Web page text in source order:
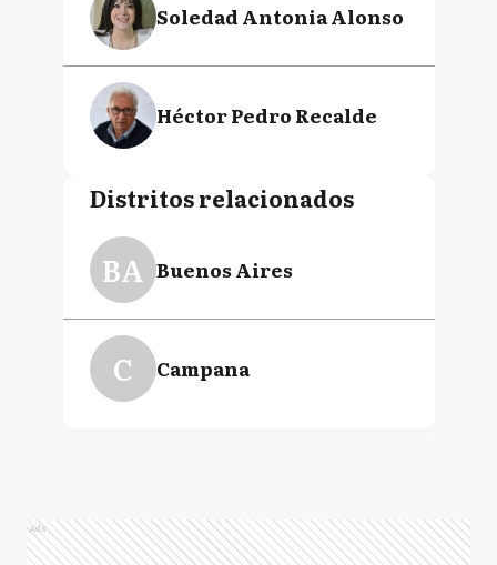
Soledad Antonia Alonso
Héctor Pedro Recalde
Distritos relacionados
BA Buenos Aires
C Campana
Ads